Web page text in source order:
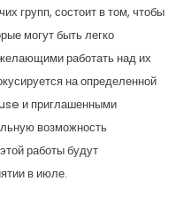
групп, состоит в том, чтобы
могут быть легко
работать над их
на определенной
и приглашенными
возможность
работы будут
в июле.